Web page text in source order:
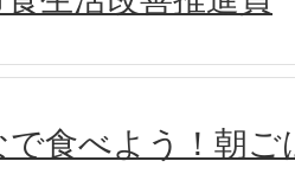
で食べよう！朝ご